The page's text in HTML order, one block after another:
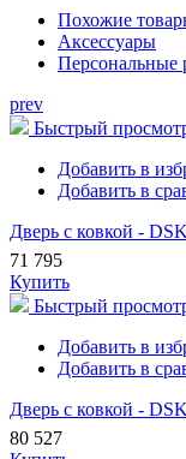
Похожие
Аксессуары
Персональные
prev
Быстрый
Добавить в
Добавить в
Дверь с ковкой -
71 795
Купить
Быстрый
Добавить в
Добавить в
Дверь с ковкой -
80 527